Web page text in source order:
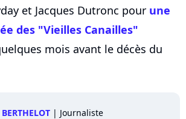
et Jacques Dutronc pour une
des "Vieilles Canailles"
mois avant le décès du
| Journaliste